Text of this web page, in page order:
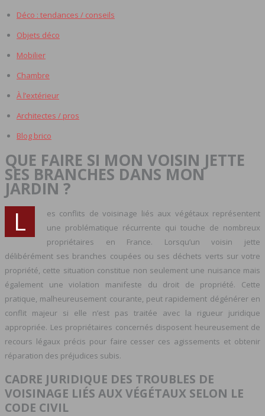
Déco : tendances / conseils
Objets déco
Mobilier
Chambre
À l’extérieur
Architectes / pros
Blog brico
QUE FAIRE SI MON VOISIN JETTE
SES BRANCHES DANS MON
JARDIN ?
L
es conflits de voisinage liés aux végétaux représentent
une problématique récurrente qui touche de nombreux
propriétaires en France. Lorsqu’un voisin jette
délibérément ses branches coupées ou ses déchets verts sur votre
propriété, cette situation constitue non seulement une nuisance mais
également une violation manifeste du droit de propriété. Cette
pratique, malheureusement courante, peut rapidement dégénérer en
conflit majeur si elle n’est pas traitée avec la rigueur juridique
appropriée. Les propriétaires concernés disposent heureusement de
recours légaux précis pour faire cesser ces agissements et obtenir
réparation des préjudices subis.
CADRE JURIDIQUE DES TROUBLES DE
VOISINAGE LIÉS AUX VÉGÉTAUX SELON LE
CODE CIVIL